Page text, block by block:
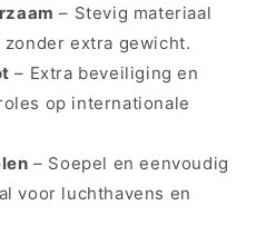
– Stevig materiaal
extra gewicht.
– Extra beveiliging en
op internationale
– Soepel en eenvoudig
voor luchthavens en